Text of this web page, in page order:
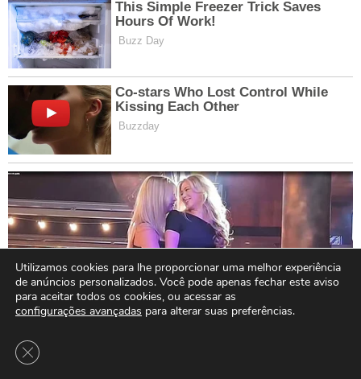
Utilizamos cookies para lhe proporcionar uma melhor experiência
de anúncios personalizados. Você pode apenas fechar este aviso
para aceitar todos os cookies, ou acessar as
configurações avançadas para alterar suas preferências.
Close GDPR Cookie Banner